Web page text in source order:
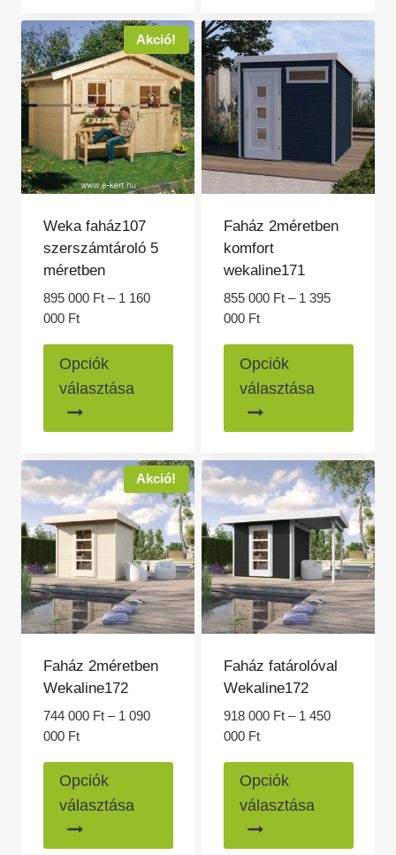
A
változatok
a
termékoldalon
választhatók
ki
van.
a
ki
Akció!
Weka faház107
szerszámtároló 5
méretben
895 000 Ft – 1 160
000 FtÁrtartomány:
000 Ft
-
160
Opciók
választása
több
van.
A
változatok
a
termékoldalon
választhatók
ki
Faház 2méretben
komfort
wekaline171
855 000 Ft – 1 395
000 FtÁrtartomány:
000 Ft
-
395
Opciók
választása
több
van.
A
a
ki
Akció!
Faház 2méretben
Wekaline172
744 000 Ft – 1 090
000 FtÁrtartomány:
000 Ft
-
090
Opciók
választása
több
Faház fatárolóval
Wekaline172
918 000 Ft – 1 450
000 FtÁrtartomány:
000 Ft
-
450
Opciók
választása
több